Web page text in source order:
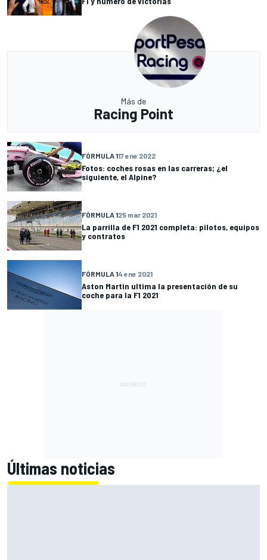
Más de
Racing Point
FÓRMULA 117 ene 2022
Fotos: coches rosas en las carreras; ¿el
siguiente, el Alpine?
FÓRMULA 125 mar 2021
La parrilla de F1 2021 completa: pilotos, equipos
y contratos
FÓRMULA 14 ene 2021
Aston Martin ultima la presentación de su
coche para la F1 2021
Últimas noticias